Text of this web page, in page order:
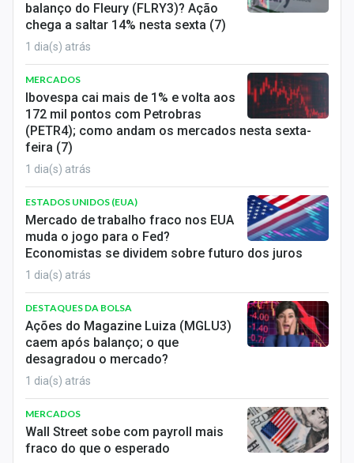
balanço do Fleury (FLRY3)? Ação
chega a saltar 14% nesta sexta (7)
1 dia(s) atrás
MERCADOS
Ibovespa cai mais de 1% e volta aos
172 mil pontos com Petrobras
(PETR4); como andam os mercados nesta sexta-
feira (7)
1 dia(s) atrás
ESTADOS UNIDOS (EUA)
Mercado de trabalho fraco nos EUA
muda o jogo para o Fed?
Economistas se dividem sobre futuro dos juros
1 dia(s) atrás
DESTAQUES DA BOLSA
Ações do Magazine Luiza (MGLU3)
caem após balanço; o que
desagradou o mercado?
1 dia(s) atrás
MERCADOS
Wall Street sobe com payroll mais
fraco do que o esperado